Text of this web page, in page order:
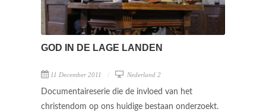
GOD IN DE LAGE LANDEN
11 December 2011 Nederland 2
Documentaireserie die de invloed van het
christendom op ons huidige bestaan onderzoekt.